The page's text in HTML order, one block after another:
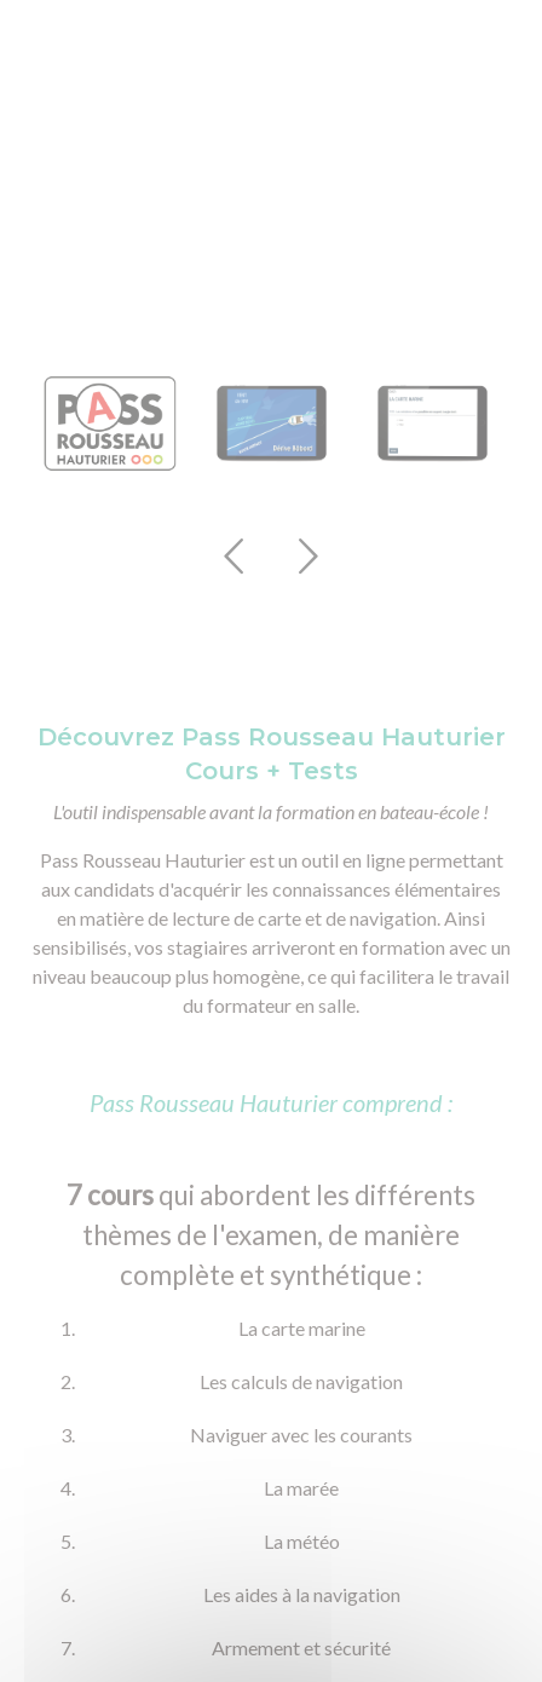
Découvrez Pass Rousseau Hauturier
Cours + Tests
L'outil indispensable avant la formation en bateau-école !
Pass Rousseau Hauturier est un outil en ligne permettant
aux candidats d'acquérir les connaissances élémentaires
en matière de lecture de carte et de navigation. Ainsi
sensibilisés, vos stagiaires arriveront en formation avec un
niveau beaucoup plus homogène, ce qui facilitera le travail
du formateur en salle.
Pass Rousseau Hauturier comprend :
7 coursqui abordent les différents
thèmes de l'examen, de manière
complète et synthétique :
La carte marine
Les calculs de navigation
Naviguer avec les courants
La marée
La météo
Les aides à la navigation
Armement et sécurité